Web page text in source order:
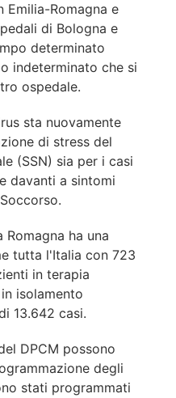
Emilia-Romagna e
di Bologna e
determinato
indeterminato che si
ospedale.
sta nuovamente
di stress del
(SSN) sia per i casi
davanti a sintomi
Romagna ha una
tutta l'Italia con 723
in terapia
isolamento
13.642 casi.
DPCM possono
degli
stati programmati